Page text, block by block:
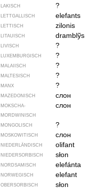
LAKISCH ?
LETTGALLISCH elefants
LETTISCH zilonis
LITAUISCH dramblỹs
LIVISCH ?
LUXEMBURGISCH ?
MALAIISCH ?
MALTESISCH ?
MANX ?
MAZEDONISCH слон
MOKSCHA-
MORDWINISCH
слон
MONGOLISCH ?
MOSKOWITISCH слон
NIEDERLÄNDISCH olifant
NIEDERSORBISCH słon
NORDSAMISCH elefánta
NORWEGISCH elefant
OBERSORBISCH słon